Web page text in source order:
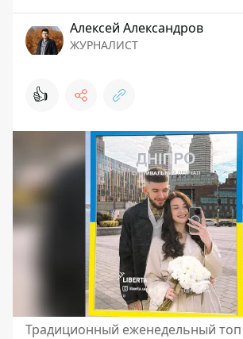
Алексей Александров
ЖУРНАЛИСТ
👍
Традиционный еженедельный